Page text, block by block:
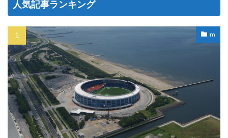
人気記事ランキング
m